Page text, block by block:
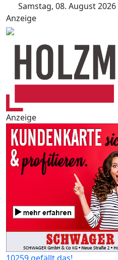
Samstag, 08. August 2026
Anzeige
Anzeige